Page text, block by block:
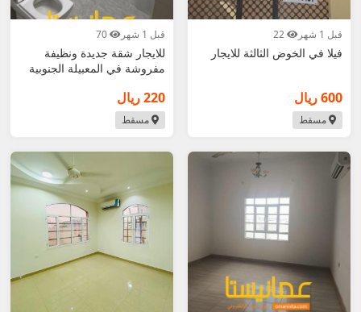
قبل 1 شهر
فيلا في الخوض الثالثة للايجار
600 ريال
مسقط
قبل 1 شهر
للايجار شقة جديدة ونظيفة
مفروشة في المعبيلة الجنوبية
220 ريال
مسقط